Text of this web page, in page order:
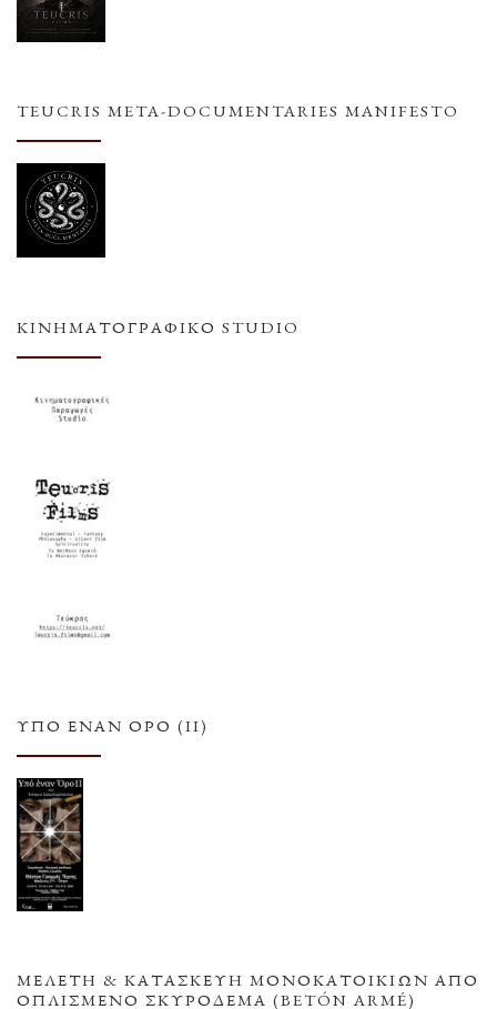
TEUCRIS META-DOCUMENTARIES MANIFESTO
ΚΙΝΗΜΑΤΟΓΡΑΦΙΚΌ STUDIO
ΥΠΌ ΈΝΑΝ ΌΡΟ (ΙΙ)
ΜΕΛΕΤΗ & ΚΑΤΑΣΚΕΥΗ ΜΟΝΟΚΑΤΟΙΚΙΩΝ ΑΠΟ
ΟΠΛΙΣΜΕΝΟ ΣΚΥΡΟΔΕΜΑ (BETÓN ARMÉ)